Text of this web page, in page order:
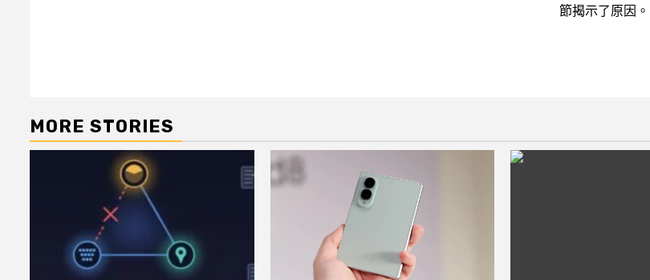
節揭示了原因。
MORE STORIES